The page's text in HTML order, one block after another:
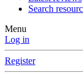
Search
Menu
Log in
Register